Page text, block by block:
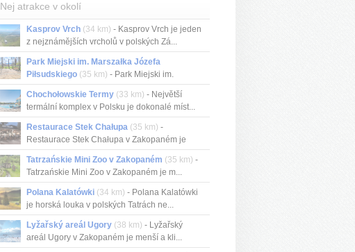
Nej atrakce v okolí
Kasprov Vrch (34 km) - Kasprov Vrch je jeden
z nejznámějších vrcholů v polských Zá...
Park Miejski im. Marszałka Józefa
Piłsudskiego (35 km) - Park Miejski im.
Marsz...
Chochołowskie Termy (33 km) - Největší
termální komplex v Polsku je dokonalé míst...
Restaurace Stek Chałupa (35 km) -
Restaurace Stek Chałupa v Zakopaném je
tradiční...
Tatrzańskie Mini Zoo v Zakopaném (35 km) -
Tatrzańskie Mini Zoo v Zakopaném je m...
Polana Kalatówki (34 km) - Polana Kalatówki
je horská louka v polských Tatrách ne...
Lyžařský areál Ugory (38 km) - Lyžařský
areál Ugory v Zakopaném je menší a kli...